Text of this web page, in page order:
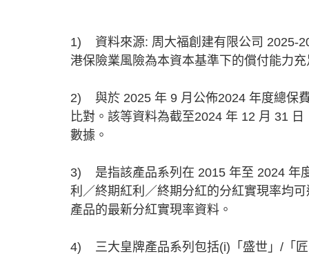
1) 資料來源: 周大福創建有限公司 2025-
港保險業風險為本資本基準下的償付能力
2) 與於 2025 年 9 月公佈2024 年度總保
比對。該等資料為截至2024 年 12 月 31
數據。
3) 是指該產品系列在 2015 年至 2024 年
利／終期紅利／終期分紅的分紅實現率均
產品的最新分紅實現率資料。
4) 三大皇牌產品系列包括(i)「盛世」/「